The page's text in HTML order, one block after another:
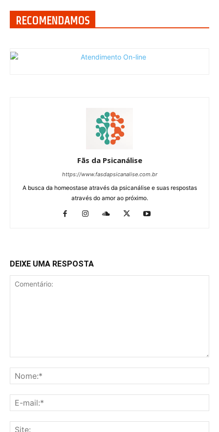
RECOMENDAMOS
Fãs da Psicanálise
https://www.fasdapsicanalise.com.br
A busca da homeostase através da psicanálise e suas respostas
através do amor ao próximo.
DEIXE UMA RESPOSTA